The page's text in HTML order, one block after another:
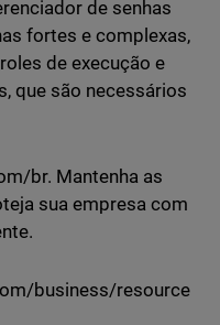
de senhas
fortes e complexas,
de execução e
que são necessários
br. Mantenha as
sua empresa com
business/resource